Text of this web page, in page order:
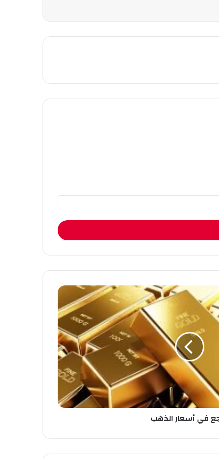
في أسعار الذهب